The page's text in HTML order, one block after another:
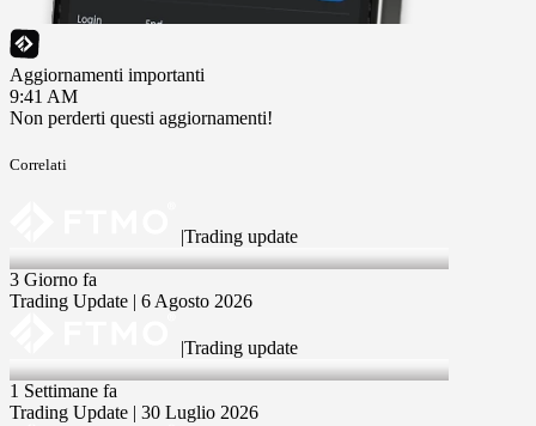
Aggiornamenti importanti
9:41 AM
Non perderti questi aggiornamenti!
Correlati
|Trading update
6 Aug 2026
3 Giorno fa
Trading Update | 6 Agosto 2026
|Trading update
30 Jul 2026
1 Settimane fa
Trading Update | 30 Luglio 2026